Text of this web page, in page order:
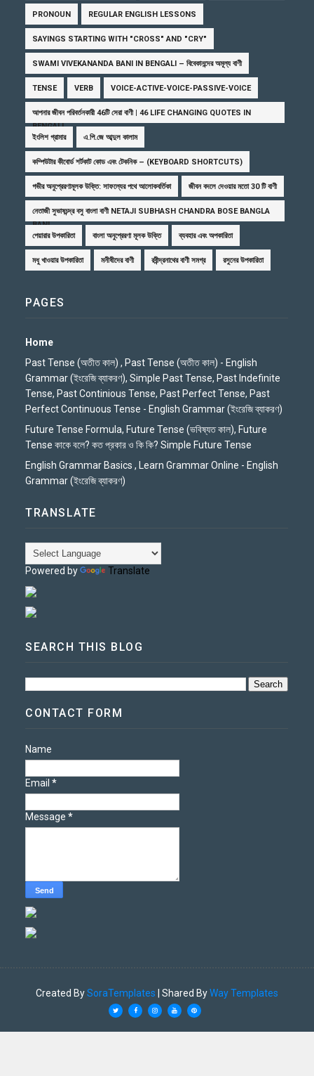
PRONOUN REGULAR ENGLISH LESSONS
SAYINGS STARTING WITH "CROSS" AND "CRY"
SWAMI VIVEKANANDA BANI IN BENGALI – বিবেকানন্দের অমূল্য বাণী
TENSE VERB VOICE-ACTIVE-VOICE-PASSIVE-VOICE
আপনার জীবন পরিবর্তনকারী 46টি সেরা বাণী | 46 LIFE CHANGING QUOTES IN
BENGALI
ইংলিশ গ্রামার
এ.পি.জে আব্দুল কালাম
কম্পিউটার কীবোর্ড শর্টকাট কোড এবং টেকনিক – (KEYBOARD SHORTCUTS)
গভীর অনুপ্রেরণামূলক উক্তি: সাফল্যের পথে আলোকবর্তিকা জীবন বদলে দেওয়ার মতো 30 টি বাণী
নেতাজী সুভাষচন্দ্র বসু বাংলা বাণী NETAJI SUBHASH CHANDRA BOSE BANGLA
BANI
পেয়ারার উপকারিতা
বাংলা অনুপ্রেরণা মূলক উক্তি ব্যবহার এবং অপকারিতা
মধু খাওয়ার উপকারিতা মনীষীদের বাণী রবীন্দ্রনাথের বাণী সমগ্র রসুনের উপকারিতা
PAGES
Home
Past Tense (অতীত কাল) , Past Tense (অতীত কাল) - English
Grammar (ইংরেজি ব্যাকরণ), Simple Past Tense, Past Indefinite
Tense, Past Continious Tense, Past Perfect Tense, Past
Perfect Continuous Tense - English Grammar (ইংরেজি ব্যাকরণ)
Future Tense Formula, Future Tense (ভবিষ্যত কাল), Future
Tense কাকে বলে? কত প্রকার ও কি কি? Simple Future Tense
English Grammar Basics , Learn Grammar Online - English
Grammar (ইংরেজি ব্যাকরণ)
TRANSLATE
Powered by Translate
SEARCH THIS BLOG
CONTACT FORM
Name
Email*
Message*
Created BySoraTemplates | Shared ByWay Templates